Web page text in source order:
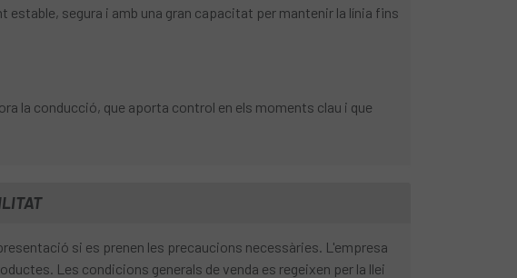
segura i amb una gran capacitat per mantenir la línia fins
la conducció, que aporta control en els moments clau i que
si es prenen les precaucions necessàries. L'empresa
Les condicions generals de venda es regeixen per la llei